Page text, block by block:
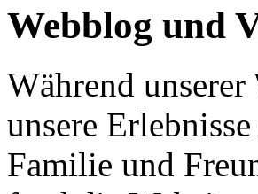
Webblog und
Während
unsere
Familie und